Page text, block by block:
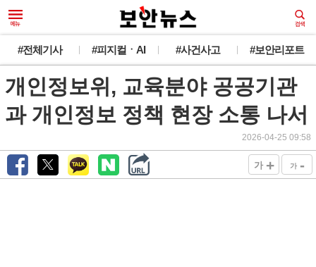
#전체기사 #피지컬ㆍAI #사건사고 #보안리포트
개인정보위, 교육분야 공공기관
과 개인정보 정책 현장 소통 나서
2026-04-25 09:58
가 + 가 -